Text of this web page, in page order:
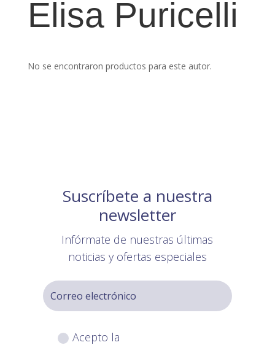
Elisa Puricelli
No se encontraron productos para este autor.
Suscríbete a nuestra
newsletter
Infórmate de nuestras últimas
noticias y ofertas especiales
Acepto la